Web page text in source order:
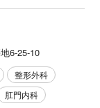
6-25-10
整形外科
肛門内科